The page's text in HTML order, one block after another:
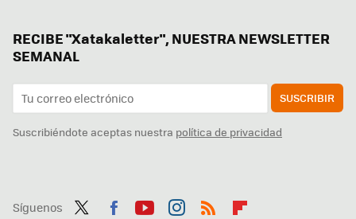
RECIBE "Xatakaletter", NUESTRA NEWSLETTER
SEMANAL
SUSCRIBIR
Suscribiéndote aceptas nuestra política de privacidad
Síguenos